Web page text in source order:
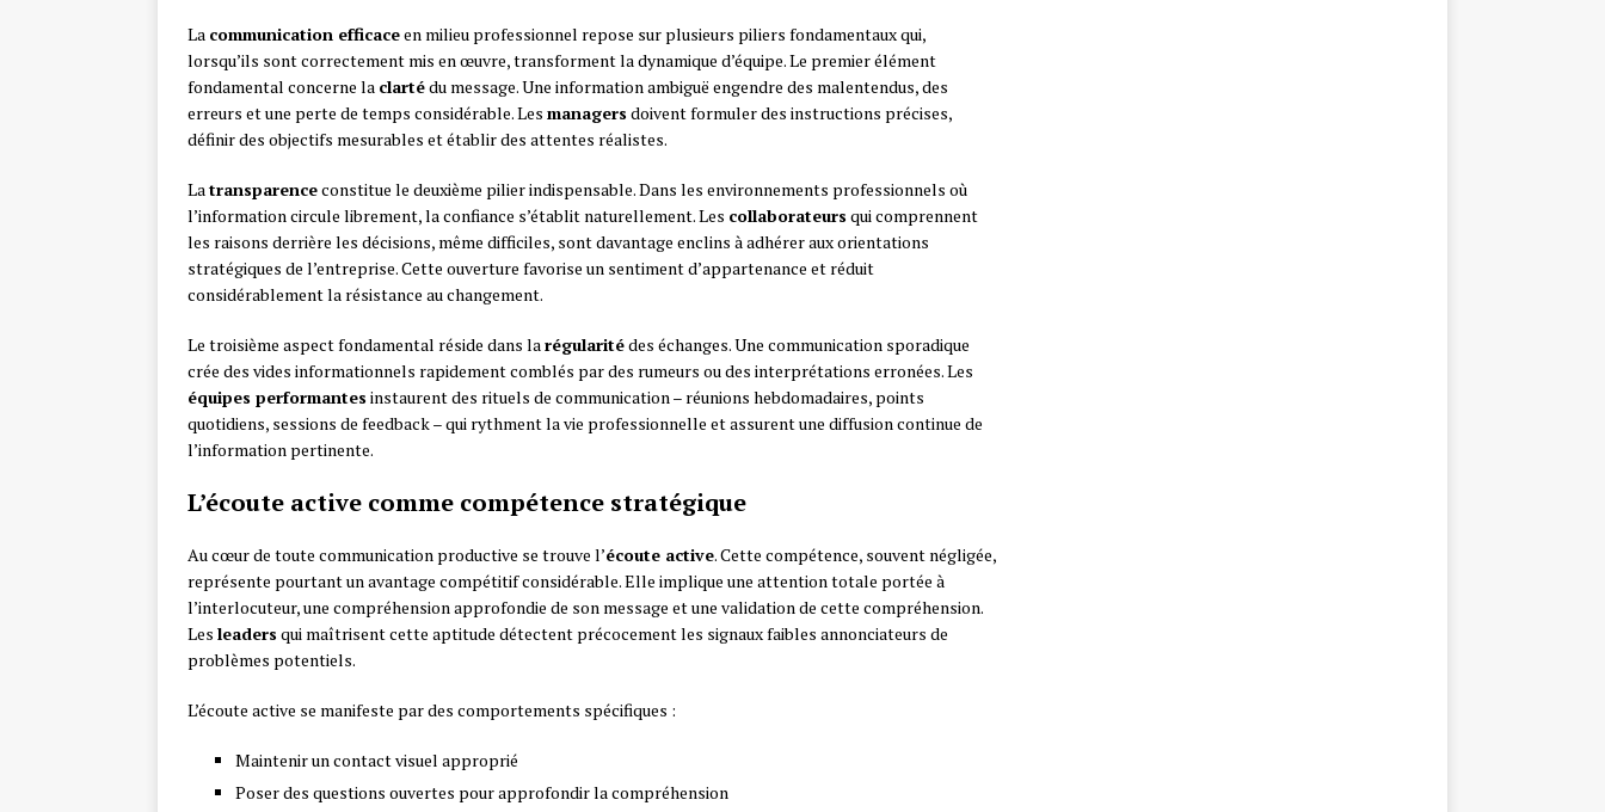
La communication efficaceen milieu professionnel repose sur plusieurs piliers fondamentaux qui,
lorsqu’ils sont correctement mis en œuvre, transforment la dynamique d’équipe. Le premier élément
fondamental concerne la clartédu message. Une information ambiguë engendre des malentendus, des
erreurs et une perte de temps considérable. Les managers doivent formuler des instructions précises,
définir des objectifs mesurables et établir des attentes réalistes.
Latransparenceconstitue le deuxième pilier indispensable. Dans les environnements professionnels où
l’information circule librement, la confiance s’établit naturellement. Les collaborateurs qui comprennent
les raisons derrière les décisions, même difficiles, sont davantage enclins à adhérer aux orientations
stratégiques de l’entreprise. Cette ouverture favorise un sentiment d’appartenance et réduit
considérablement la résistance au changement.
Le troisième aspect fondamental réside dans larégularitédes échanges. Une communication sporadique
crée des vides informationnels rapidement comblés par des rumeurs ou des interprétations erronées. Les
équipes performantes instaurent des rituels de communication – réunions hebdomadaires, points
quotidiens, sessions de feedback – qui rythment la vie professionnelle et assurent une diffusion continue de
l’information pertinente.
L’écoute active comme compétence stratégique
Au cœur de toute communication productive se trouve l’écoute active. Cette compétence, souvent négligée,
représente pourtant un avantage compétitif considérable. Elle implique une attention totale portée à
l’interlocuteur, une compréhension approfondie de son message et une validation de cette compréhension.
Les leaders qui maîtrisent cette aptitude détectent précocement les signaux faibles annonciateurs de
problèmes potentiels.
L’écoute active se manifeste par des comportements spécifiques :
Maintenir un contact visuel approprié
Poser des questions ouvertes pour approfondir la compréhension